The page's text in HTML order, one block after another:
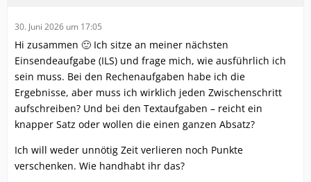
30. Juni 2026 um 17:05
Hi zusammen 🙂 Ich sitze an meiner nächsten
Einsendeaufgabe (ILS) und frage mich, wie ausführlich ich
sein muss. Bei den Rechenaufgaben habe ich die
Ergebnisse, aber muss ich wirklich jeden Zwischenschritt
aufschreiben? Und bei den Textaufgaben – reicht ein
knapper Satz oder wollen die einen ganzen Absatz?
Ich will weder unnötig Zeit verlieren noch Punkte
verschenken. Wie handhabt ihr das?